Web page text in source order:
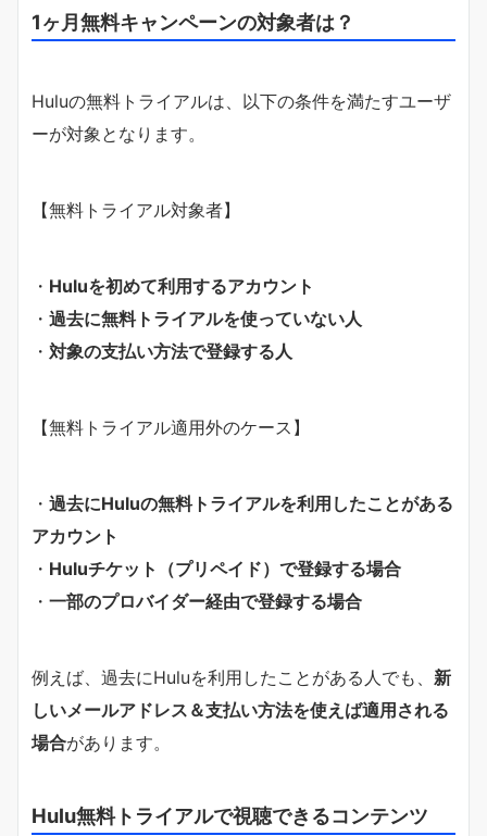
1ヶ月無料キャンペーンの対象者は？
Huluの無料トライアルは、以下の条件を満たすユーザ
ーが対象となります。
【無料トライアル対象者】
・ Huluを初めて利用するアカウント
・ 過去に無料トライアルを使っていない人
・ 対象の支払い方法で登録する人
【無料トライアル適用外のケース】
・ 過去にHuluの無料トライアルを利用したことがある
アカウント
・ Huluチケット（プリペイド）で登録する場合
・ 一部のプロバイダー経由で登録する場合
例えば、過去にHuluを利用したことがある人でも、 新
しいメールアドレス＆支払い方法を使えば適用される
場合があります。
Hulu無料トライアルで視聴できるコンテンツ